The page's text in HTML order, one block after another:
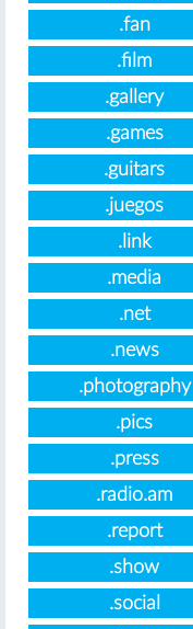
.fan
.film
.gallery
.games
.guitars
.juegos
.link
.media
.net
.news
.photography
.pics
.press
.radio.am
.report
.show
.social